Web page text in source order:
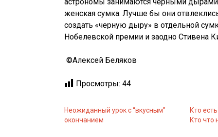
женская сумка. Лучше бы они
создать «черную дыру» в отдельной
Нобелевской премии и заодно Стивена
©️Алексей Беляков
Просмотры: 44
Неожиданный урок с “вкусным”
окончанием
Кто
Кто что